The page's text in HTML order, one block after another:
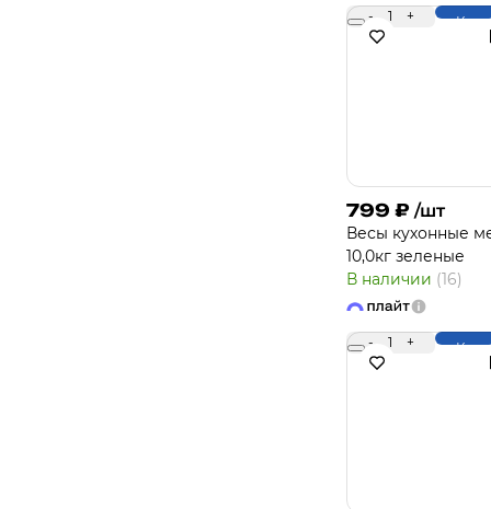
- 1 +
799 ₽ /шт
Весы кухонные
10,0кг зеленые
В наличии (16)
- 1 +